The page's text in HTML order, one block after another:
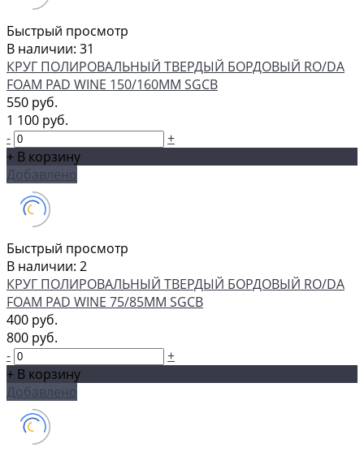
Быстрый просмотр
В наличии: 31
КРУГ ПОЛИРОВАЛЬНЫЙ ТВЕРДЫЙ БОРДОВЫЙ RO/DA
FOAM PAD WINE 150/160ММ SGCB
550 руб.
1 100 руб.
-
+
+ В корзину
Добавлено
Быстрый просмотр
В наличии: 2
КРУГ ПОЛИРОВАЛЬНЫЙ ТВЕРДЫЙ БОРДОВЫЙ RO/DA
FOAM PAD WINE 75/85ММ SGCB
400 руб.
800 руб.
-
+
+ В корзину
Добавлено